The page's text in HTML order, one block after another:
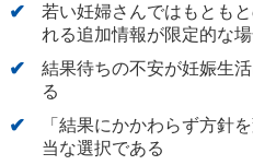
若い妊婦さんではもとも
れる追加情報が限定的な
結果待ちの不安が妊娠生
る
「結果にかかわらず方針
当な選択である